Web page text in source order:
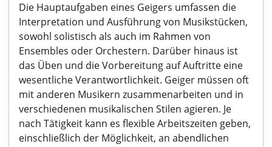
Die Hauptaufgaben eines Geigers umfassen die
Interpretation und Ausführung von Musikstücken,
sowohl solistisch als auch im Rahmen von
Ensembles oder Orchestern. Darüber hinaus ist
das Üben und die Vorbereitung auf Auftritte eine
wesentliche Verantwortlichkeit. Geiger müssen oft
mit anderen Musikern zusammenarbeiten und in
verschiedenen musikalischen Stilen agieren. Je
nach Tätigkeit kann es flexible Arbeitszeiten geben,
einschließlich der Möglichkeit, an abendlichen